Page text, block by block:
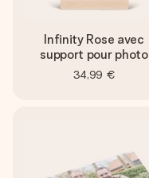
Infinity Rose avec
support pour photo
34,99 €